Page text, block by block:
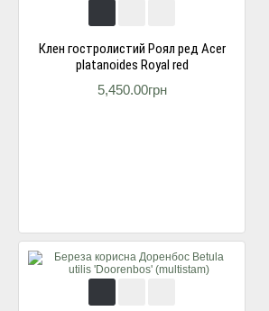
Клен гостролистий Роял ред Acer
platanoides Royal red
5,450.00грн